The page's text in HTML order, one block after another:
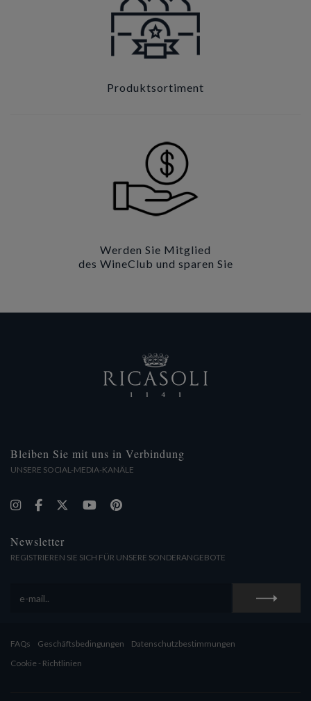
Produktsortiment
Werden Sie Mitglied
des WineClub und sparen Sie
Bleiben Sie mit uns in Verbindung
UNSERE SOCIAL-MEDIA-KANÄLE
Newsletter
REGISTRIEREN SIE SICH FÜR UNSERE SONDERANGEBOTE
FAQs Geschäftsbedingungen
Datenschutzbestimmungen
Cookie - Richtlinien